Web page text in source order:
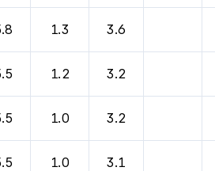
1.3 3.6
1.2 3.2
1.0 3.2
1.0 3.1